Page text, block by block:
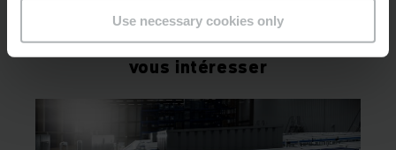
Use necessary cookies only
Autres produits susceptibles de
vous intéresser